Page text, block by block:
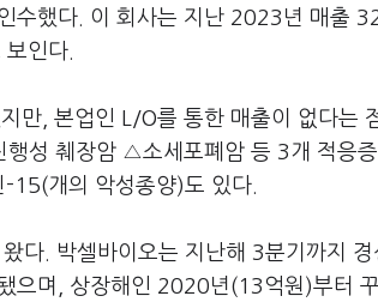
수했다. 이 회사는 지난 2023년 매출
인다.
만, 본업인 L/O를 통한 매출이 없다는
성 췌장암 △소세포폐암 등 3개 적응증
개의 악성종양)도 있다.
다. 박셀바이오는 지난해 3분기까지
으며, 상장해인 2020년(13억원)부터